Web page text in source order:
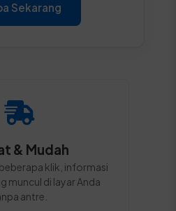
Sekarang
& Mudah
klik, informasi
muncul di layar Anda
antre.